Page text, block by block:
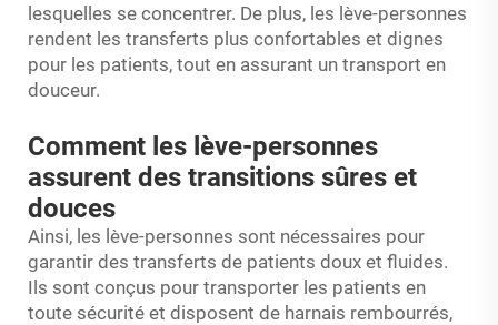
lesquelles se concentrer. De plus, les lève-personnes
rendent les transferts plus confortables et dignes
pour les patients, tout en assurant un transport en
douceur.
Comment les lève-personnes
assurent des transitions sûres et
douces
Ainsi, les lève-personnes sont nécessaires pour
garantir des transferts de patients doux et fluides.
Ils sont conçus pour transporter les patients en
toute sécurité et disposent de harnais rembourrés,